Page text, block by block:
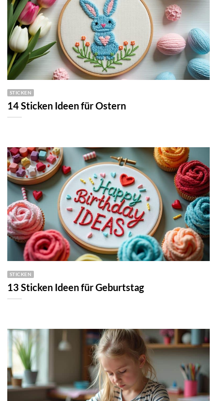
STICKEN
14 Sticken Ideen für Ostern
STICKEN
13 Sticken Ideen für Geburtstag